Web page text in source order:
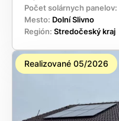
Počet solárnych panelov:
Mesto: Dolní Slivno
Región: Stredočeský kraj
Realizované 05/2026